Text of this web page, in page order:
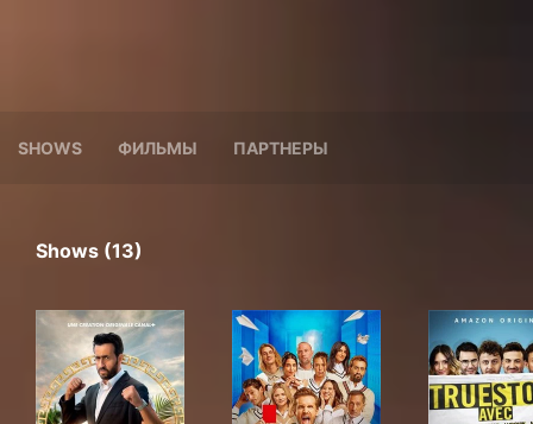
SHOWS ФИЛЬМЫ ПАРТНЕРЫ
Shows (13)